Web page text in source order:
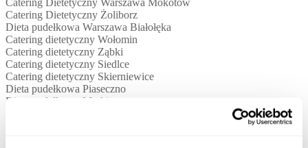
Catering Dietetyczny Warszawa Mokotów
Catering Dietetyczny Żoliborz
Dieta pudełkowa Warszawa Białołęka
Catering dietetyczny Wołomin
Catering dietetyczny Ząbki
Catering dietetyczny Siedlce
Catering dietetyczny Skierniewice
Dieta pudełkowa Piaseczno
Dieta pudełkowa Marki